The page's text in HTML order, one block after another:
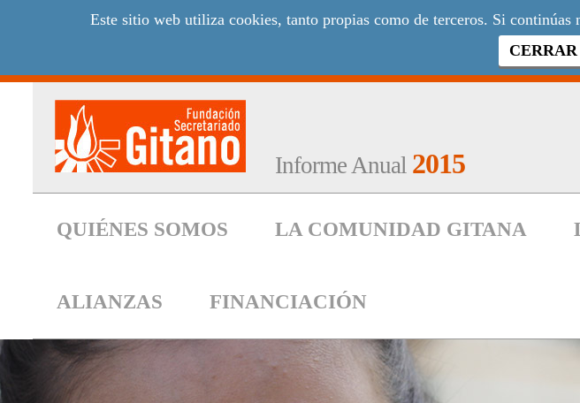
Este sitio web utiliza cookies, tanto propias como de terceros. Si continúas
CERRAR
Informe Anual 2015
QUIÉNES SOMOS LA COMUNIDAD GITANA
ALIANZAS FINANCIACIÓN